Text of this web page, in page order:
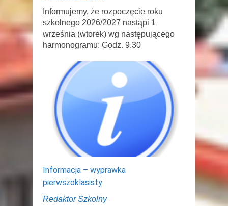
Informujemy, że rozpoczęcie roku
szkolnego 2026/2027 nastąpi 1
września (wtorek) wg następującego
harmonogramu: Godz. 9.30
Informacja – wyprawka
pierwszoklasisty
Redaktor Szkolny